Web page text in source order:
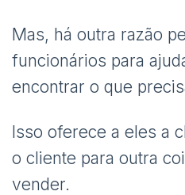
Mas, há outra razão
funcionários para
encontrar o que
Isso oferece a eles a
o cliente para outra
vender.